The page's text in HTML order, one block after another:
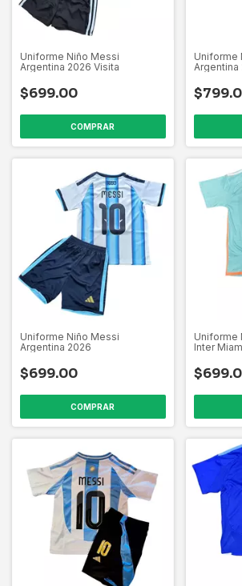
Uniforme Niño Messi
Argentina 2026 Visita
$699.00
COMPRAR
Uniforme
Argentina
Uniforme Niño Messi
Argentina 2026
$699.00
COMPRAR
Uniforme
Inter